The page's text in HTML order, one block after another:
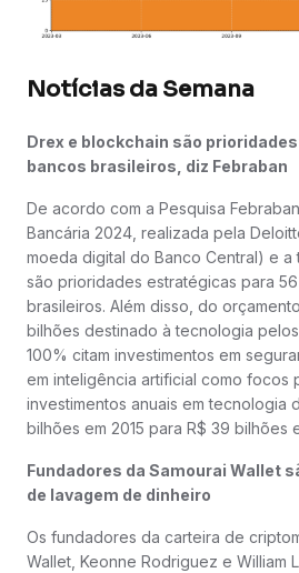
Notícias da Semana
Drex e blockchain são
bancos brasileiros, diz Febraban
De acordo com a Pesquisa
Bancária 2024, realizada pela
moeda digital do Banco Central) e
são prioridades estratégicas para
brasileiros. Além disso, do
bilhões destinado à tecnologia
100% citam investimentos em
em inteligência artificial como focos
investimentos anuais em tecnologia
bilhões em 2015 para R$ 39 bilhões
Fundadores da Samourai Wallet
de lavagem de dinheiro
Os fundadores da carteira de
Wallet, Keonne Rodriguez e William